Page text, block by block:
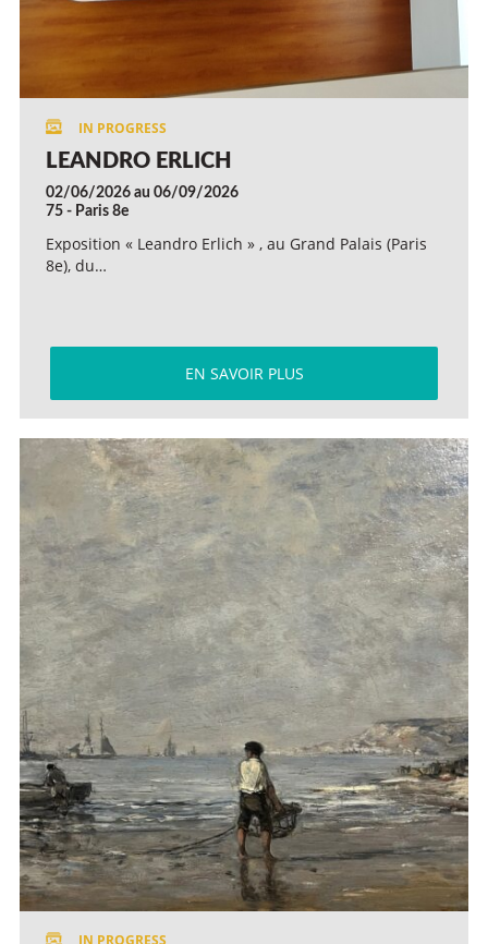
LEANDRO ERLICH
02/06/2026 au 06/09/2026
75 - Paris 8e
Exposition « Leandro Erlich » , au Grand Palais (Paris
8e), du…
EN SAVOIR PLUS